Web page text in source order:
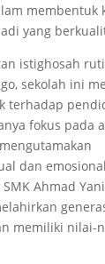
membentuk
yang
istighosah
sekolah ini
terhadap
fokus pada
dan
Ahmad
memiliki nilai-